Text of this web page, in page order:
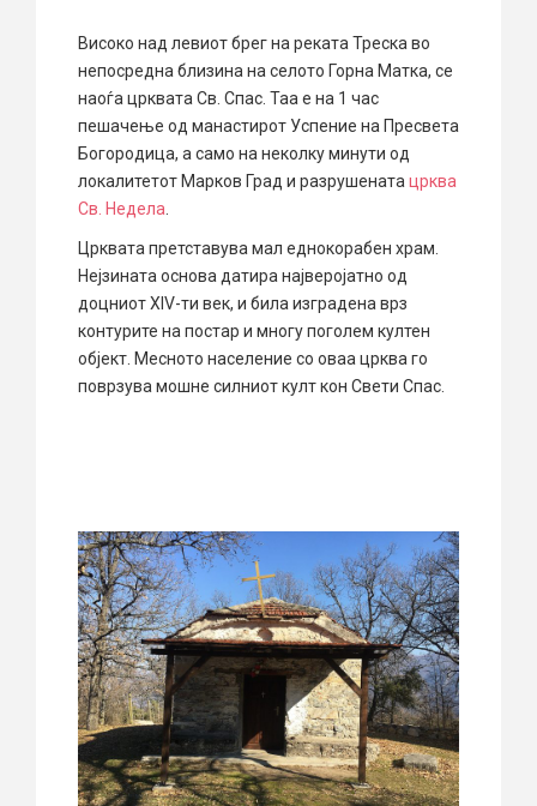
Високо над левиот брег на реката Треска во
непосредна близина на селото Горна Матка, се
наоѓа црквата Св. Спас. Таа е на 1 час
пешачење од манастирот Успение на Пресвета
Богородица, а само на неколку минути од
локалитетот Марков Град и разрушенатацрква
Св. Недела.
Црквата претставува мал еднокорабен храм.
Нејзината основа датира најверојатно од
доцниот XIV-ти век, и била изградена врз
контурите на постар и многу поголем култен
објект. Месното население со оваа црква го
поврзува мошне силниот култ кон Свети Спас.